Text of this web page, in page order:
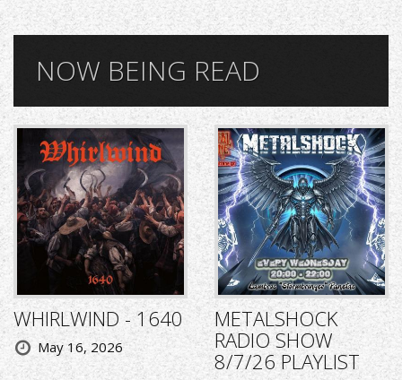
NOW BEING READ
WHIRLWIND - 1640
May 16, 2026
METALSHOCK
RADIO SHOW
8/7/26 PLAYLIST